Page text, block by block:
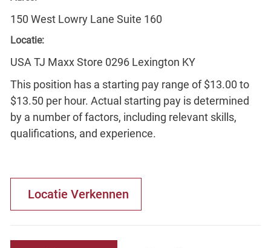
150 West Lowry Lane Suite 160
Locatie:
USA TJ Maxx Store 0296 Lexington KY
This position has a starting pay range of $13.00 to
$13.50 per hour. Actual starting pay is determined
by a number of factors, including relevant skills,
qualifications, and experience.
Locatie Verkennen